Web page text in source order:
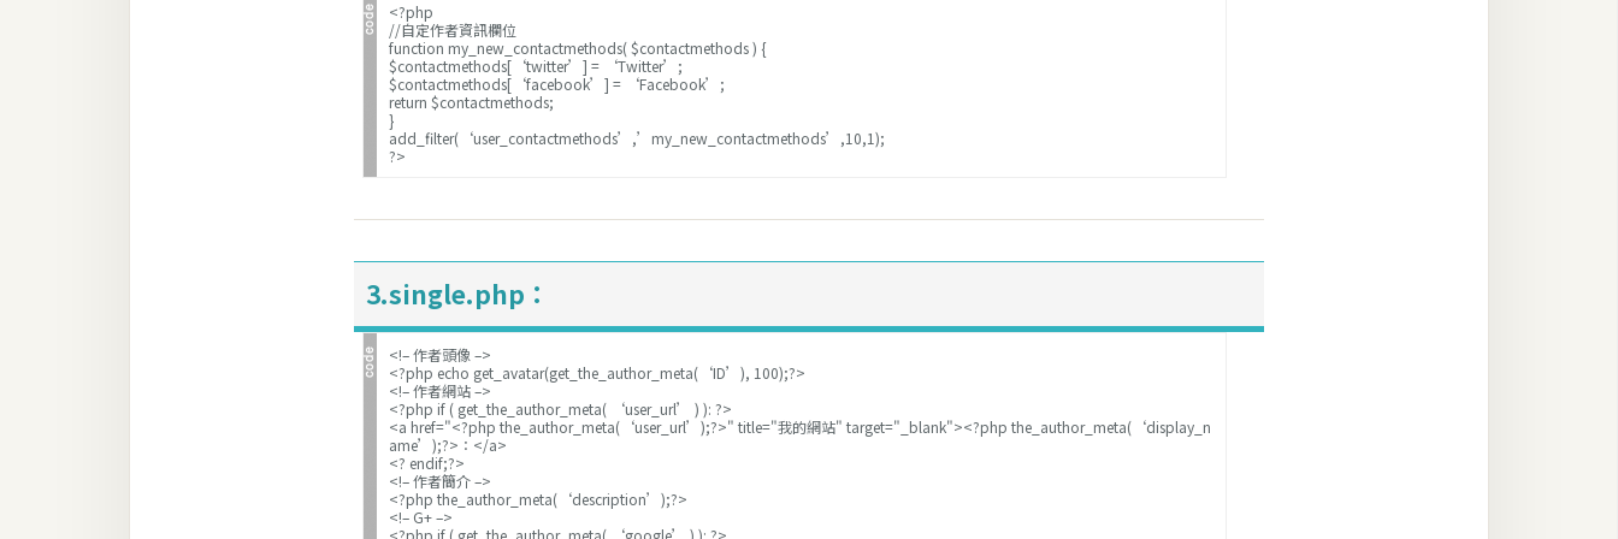
<?php
//自定作者資訊欄位
function my_new_contactmethods( $contactmethods ) {
$contactmethods[‘twitter’] = ‘Twitter’;
$contactmethods[‘facebook’] = ‘Facebook’;
return $contactmethods;
}
add_filter(‘user_contactmethods’,’my_new_contactmethods’,10,1);
?>
3.single.php：
<!– 作者頭像 –>
<?php echo get_avatar(get_the_author_meta(‘ID’), 100);?>
<!– 作者網站 –>
<?php if ( get_the_author_meta( ‘user_url’ ) ): ?>
<a href="<?php the_author_meta(‘user_url’);?>" title="我的網站" target="_blank"><?php the_author_meta(‘display_n
ame’);?>：</a>
<? endif;?>
<!– 作者簡介 –>
<?php the_author_meta(‘description’);?>
<!– G+ –>
<?php if ( get_the_author_meta( ‘google’ ) ): ?>